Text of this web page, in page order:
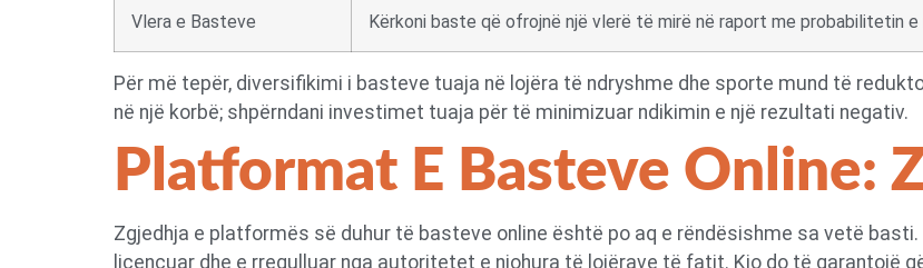
Vlera e Basteve Kërkoni baste që ofrojnë një vlerë të mirë në raport me probabilitetin
Për më tepër, diversifikimi i basteve tuaja në lojëra të ndryshme dhe sporte mund të
në një korbë; shpërndani investimet tuaja për të minimizuar ndikimin e një rezultati negativ.
Platformat E Basteve Online:
Zgjedhja e platformës së duhur të basteve online është po aq e rëndësishme sa vetë
licencuar dhe e rregulluar nga autoritetet e njohura të lojërave të fatit. Kjo do të garantojë